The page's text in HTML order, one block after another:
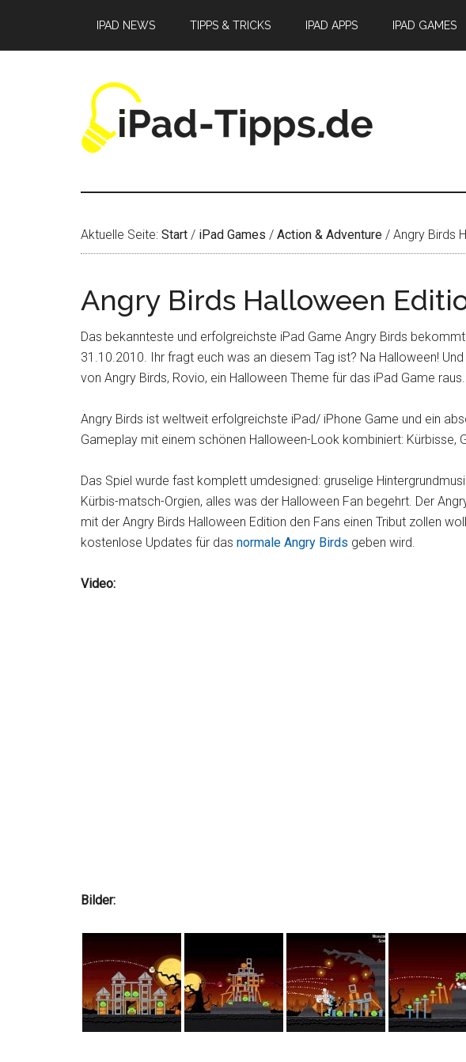
springen
springen
springen
IPAD NEWS TIPPS & TRICKS IPAD APPS IPAD GAMES
Aktuelle Seite: Start / iPad Games / Action & Adventure / Angry Birds
Angry Birds Halloween
Das bekannteste und erfolgreichste iPad Game Angry Birds
31.10.2010. Ihr fragt euch was an diesem Tag ist? Na Halloween!
von Angry Birds, Rovio, ein Halloween Theme für das iPad Game raus.
Angry Birds ist weltweit erfolgreichste iPad/ iPhone Game und ein
Gameplay mit einem schönen Halloween-Look kombiniert: Kürbisse,
Das Spiel wurde fast komplett umdesigned: gruselige
Kürbis-matsch-Orgien, alles was der Halloween Fan begehrt. Der
mit der Angry Birds Halloween Edition den Fans einen Tribut zollen
kostenlose Updates für das normale Angry Birds geben wird.
Video:
Bilder: